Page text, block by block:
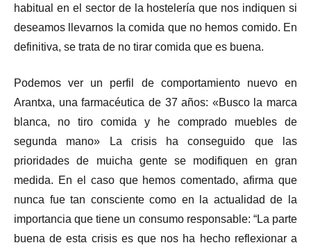
habitual en el sector de la hostelería que nos indiquen si
deseamos llevarnos la comida que no hemos comido. En
definitiva, se trata de no tirar comida que es buena.
Podemos ver un perfil de comportamiento nuevo en
Arantxa, una farmacéutica de 37 años: «Busco la marca
blanca, no tiro comida y he comprado muebles de
segunda mano» La crisis ha conseguido que las
prioridades de muicha gente se modifiquen en gran
medida. En el caso que hemos comentado, afirma que
nunca fue tan consciente como en la actualidad de la
importancia que tiene un consumo responsable: “La parte
buena de esta crisis es que nos ha hecho reflexionar a